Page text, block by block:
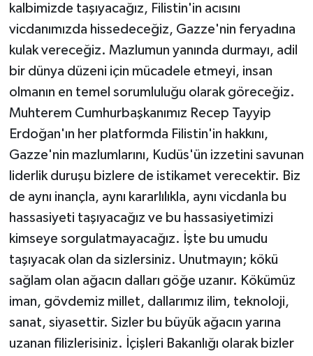
kalbimizde taşıyacağız, Filistin'in acısını
vicdanımızda hissedeceğiz, Gazze'nin feryadına
kulak vereceğiz. Mazlumun yanında durmayı, adil
bir dünya düzeni için mücadele etmeyi, insan
olmanın en temel sorumluluğu olarak göreceğiz.
Muhterem Cumhurbaşkanımız Recep Tayyip
Erdoğan'ın her platformda Filistin'in hakkını,
Gazze'nin mazlumlarını, Kudüs'ün izzetini savunan
liderlik duruşu bizlere de istikamet verecektir. Biz
de aynı inançla, aynı kararlılıkla, aynı vicdanla bu
hassasiyeti taşıyacağız ve bu hassasiyetimizi
kimseye sorgulatmayacağız. İşte bu umudu
taşıyacak olan da sizlersiniz. Unutmayın; kökü
sağlam olan ağacın dalları göğe uzanır. Kökümüz
iman, gövdemiz millet, dallarımız ilim, teknoloji,
sanat, siyasettir. Sizler bu büyük ağacın yarına
uzanan filizlerisiniz. İçişleri Bakanlığı olarak bizler